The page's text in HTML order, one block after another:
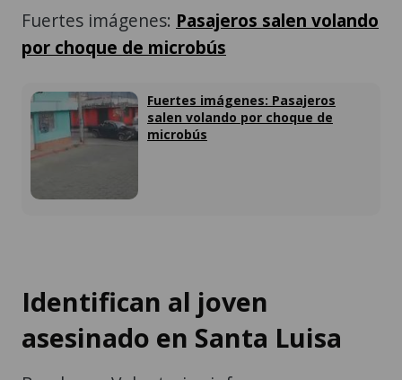
Fuertes imágenes: Pasajeros salen volando
por choque de microbús
Fuertes imágenes: Pasajeros
salen volando por choque de
microbús
Identifican al joven
asesinado en Santa Luisa